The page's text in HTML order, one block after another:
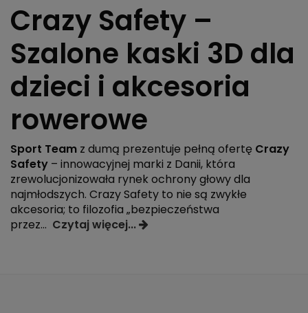
Crazy Safety –
Szalone kaski 3D dla
dzieci i akcesoria
rowerowe
Sport Team z dumą prezentuje pełną ofertę Crazy
Safety – innowacyjnej marki z Danii, która
zrewolucjonizowała rynek ochrony głowy dla
najmłodszych. Crazy Safety to nie są zwykłe
akcesoria; to filozofia „bezpieczeństwa
przez... Czytaj więcej...